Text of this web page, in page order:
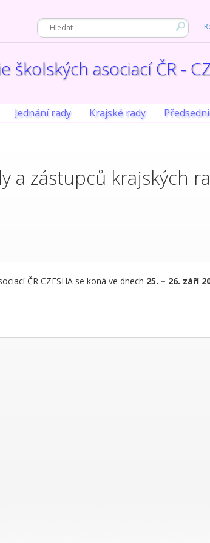
školských asociací ČR -
Jednání rady Krajské rady
a zástupců krajských
ČR CZESHA se koná ve dnech 25. – 26. září